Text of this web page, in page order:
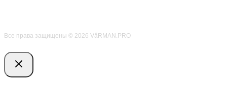
Все права защищены © 2026 VӑRMAN.PRO